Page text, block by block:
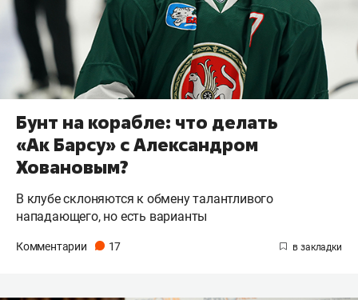
Бунт на корабле: что делать
«Ак Барсу» с Александром
Ховановым?
В клубе склоняются к обмену талантливого
нападающего, но есть варианты
Комментарии 17